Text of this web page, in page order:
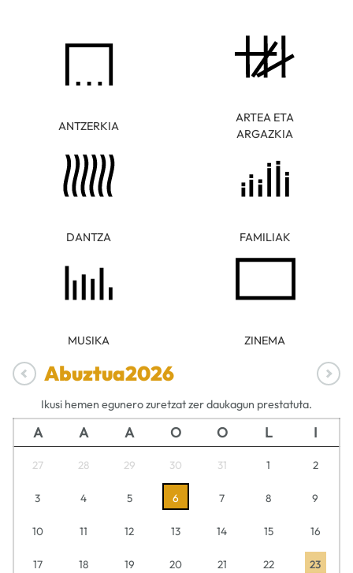
ANTZERKIA
ARTEA ETA
ARGAZKIA
DANTZA FAMILIAK
MUSIKA ZINEMA
Abuztua2026
Ikusi hemen egunero zuretzat zer daukagun prestatuta.
A A A O O L I
27 28 29 30 31 1 2
3 4 5 6 7 8 9
10 11 12 13 14 15 16
17 18 19 20 21 22 23